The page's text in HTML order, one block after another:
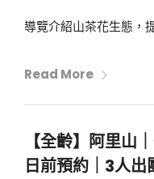
導覽介紹山茶花生態，
Read More
【全齡】阿里山
日前預約｜3人出